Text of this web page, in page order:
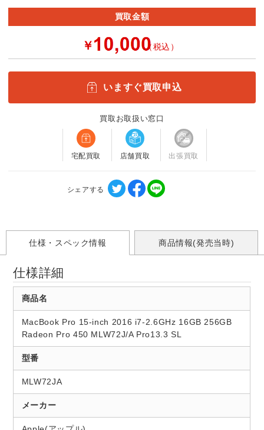
買取金額
￥ （税込）
いますぐ買取申込
買取お取扱い窓口
宅配買取 店舗買取 出張買取
シェアする
仕様・スペック情報 商品情報(発売当時)
仕様詳細
商品名
MacBook Pro 15-inch 2016 i7-2.6GHz 16GB 256GB
Radeon Pro 450 MLW72J/A Pro13.3 SL
型番
MLW72JA
メーカー